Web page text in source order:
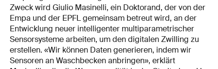
Zweck wird Giulio Masinelli, ein Doktorand, der von der
Empa und der EPFL gemeinsam betreut wird, an der
Entwicklung neuer intelligenter multiparametrischer
Sensorsysteme arbeiten, um den digitalen Zwilling zu
erstellen. «Wir können Daten generieren, indem wir
Sensoren an Waschbecken anbringen», erklärt